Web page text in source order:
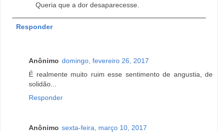
Queria que a dor desaparecesse.
Responder
Anônimo domingo, fevereiro 26, 2017
É realmente muito ruim esse sentimento de angustia, de
solidão...
Responder
Anônimo sexta-feira, março 10, 2017